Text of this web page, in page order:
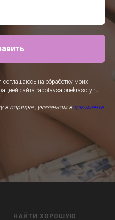
на обработку моих
сайта rabotavsalonekrasoty.ru
в порядке , указанном в документе:
НАЙТИ ХОРОШУЮ